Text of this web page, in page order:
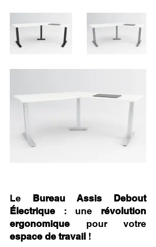
Le Bureau Assis Debout
Électrique : une révolution
ergonomique pour votre
espace de travail !